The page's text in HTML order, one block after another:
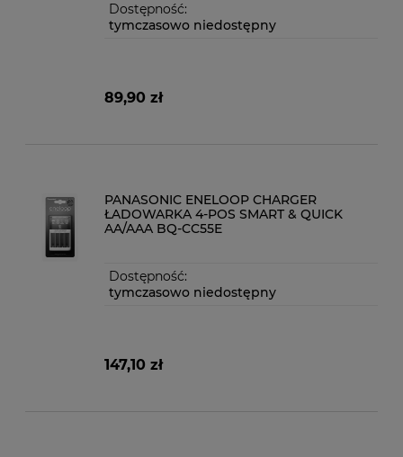
Dostępność:
tymczasowo niedostępny
89,90 zł
PANASONIC ENELOOP CHARGER
ŁADOWARKA 4-POS SMART & QUICK
AA/AAA BQ-CC55E
Dostępność:
tymczasowo niedostępny
147,10 zł